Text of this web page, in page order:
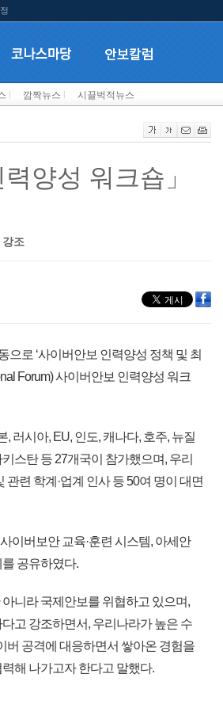
깜짝뉴스 시끌벅적뉴스
양성 워크숍」
조
로 ‘사이버안보 인력양성 정책 및 최
Forum) 사이버안보 인력양성 워크
러시아, EU, 인도, 캐나다, 호주, 뉴질
스탄 등 27개국이 참가했으며, 우리
련 학계·업계 인사 등 50여 명이 대면
이버보안 교육·훈련 시스템, 아세안
공유하였다.
니라 국제안보를 위협하고 있으며,
고 강조하면서, 우리나라가 높은 수
버 공격에 대응하면서 쌓아온 경험을
해 나가고자 한다고 말했다.